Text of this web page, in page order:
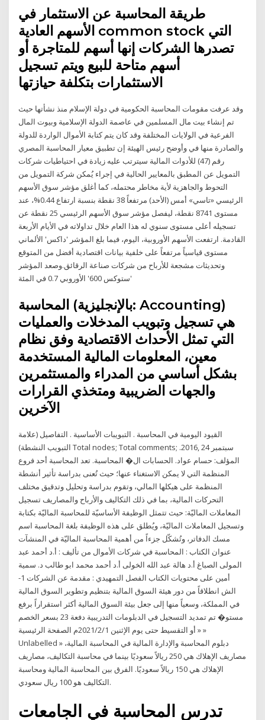
طريقة المحاسبة عن الاستثمار في
الأسهم العادية common stock التي
تصدرها الشركات إنها أسهم للمتاجرة أو
أسهم متاحة للبيع ويتم تسجيل
وقد عرفت مقومات المحاسبة الحكومية في دولة الإسلام منذ نشأتها حيث
تم إنشاء بيت مال المسلمين في عاصمة الدولة الإسلامية وبيوت المال
الفرعية في الولايات المختلفة وقد كان يتم كتابة الأموال الواردة للدولة
والصادرة منها في وأوضح رئيس الهيئة إن تطبيق معيار المحاسبة المصري
رقم (47) للأدوات المالية سيترتب عليه زيادة في احتياطيات شركات
التمويل عن المطبق بالمعايير الحالية في إجراء يُمكن شركة التمويل من
التحوط والجاهزية لأية مخاطر محتمله، كما أغلق مؤشر سوق الأسهم
الرئيسي «تاسي» أمس (الأحد) مرتفعاً 38 نقطة بنسبة ارتفاع 0.44%، عند
مستوى 8741 نقطة، ليفصل مؤشر سوق الأسهم الرئيسي 25 نقطة عن
تسجيله أعلى مستوى سنوي له هذا العام خلال تداولاته في الأيام الأربعة
القادمة. ارتفعت الأسهم الأوروبية، اليوم، فيما بلغ المؤشر 'داكس' الألماني
مستوى قياسياً مرتفعاً على خلفية بيانات اقتصادية أفضل من المتوقع
وتحديثات مشجعة للأرباح من شركات صناعة الرقائق.وصعد المؤشر
'ستوكس 600' الأوروبي 0.7 في المئة
المحاسبة (بالإنجليزية: Accounting)‏
هي تسجيل وتبويب المدخلات والعمليات
التي تمثل الأحداث الاقتصادية وفق نظام
معين، المعلومات المالية المستخدمة
بشكل أساسي من المدراء والمستثمرين
والجهات الضريبية ومتخذي القرارات
الآخرين
القيود اليومية في المحاسبة . التبويبات الأساسية . التفاصيل (علامة
التبويب النشطة) Total nodes; Total comments; سبتمبر 24 ,2016.
المؤلف: حسام عواد. الحسابات ال� المحاسبة. تعد المحاسبة أحد فروع
المنظمة التي لا يمكن الاستغناء عنها؛ حيث تُعنى بدراسة تأثير أنشطة
المنظمة على هيكلها المالي، وتقوم بدراسة وتحليل وتدقيق مختلف
التحركات المالية، بما في ذلك التكاليف والأرباح والمصاريف تسجيل
المعاملات الماليّة: حيث تتمثل الوظيفة الأساسيّة للمحاسبة الماليّة بكتابة
وتسجيل المعاملات الماليّة، ويُطلق على هذه الوظيفة بلغة المحاسبة اسم
مسك الدفاتر، وتُشكّل جزءاً من أهمية المحاسبة الماليّة في المنشآت
عنوان الكتاب : المحاسبة في شركات الأموال من تأليف : أ.د أحمد عبد
المولى الصباغ أ.د هالة عبد الله الخولى أ.د أحمد محمد ابو طالب د. سمية
أمين على محتويات الكتاب الفصل التمهيدي : مقدمة عن الشركات 1-
الش انطلاقاً من دور هيئة السوق المالية بتنظيم وتطوير السوق المالية
في المملكة، وسعياً منها إلى جعل بيئة السوق المالية أكثر استقراراً برفع
مستو� تم تمديد التسجيل في الدبلومات التدريبية دفعة 23 بسعر الخصم
أو التقسيط حتى يوم الإثنين 2021/2/1م الصفحة الرئيسية » »
Unlabelled » دبلوم المحاسبة والإدارة المالية في المحاسبة المالية،
مصاريف الإهلاك هي 250 ريالاً سعوديًا بينما في محاسبة التكاليف، مصاريف
الإهلاك هي 150 ريالاً سعوديًا. الفرق بين المحاسبة المالية ومحاسبة
التكاليف هو 100 ريال سعودي.
تدرس المحاسبة في الجامعات